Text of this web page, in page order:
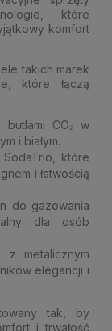
które
komfort
takich marek
które łączą
butlami CO₂ w
i białym.
które
i łatwością
do gazowania
dla osób
z metalicznym
elegancji i
tak, by
i trwałość